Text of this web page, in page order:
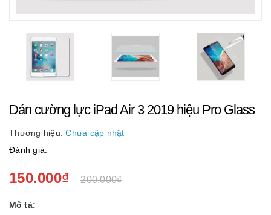
Dán cường lực iPad Air 3 2019 hiệu Pro Glass
Thương hiệu: Chưa cập nhật
Đánh giá:
150.000₫ 200.000₫
Mô tả: